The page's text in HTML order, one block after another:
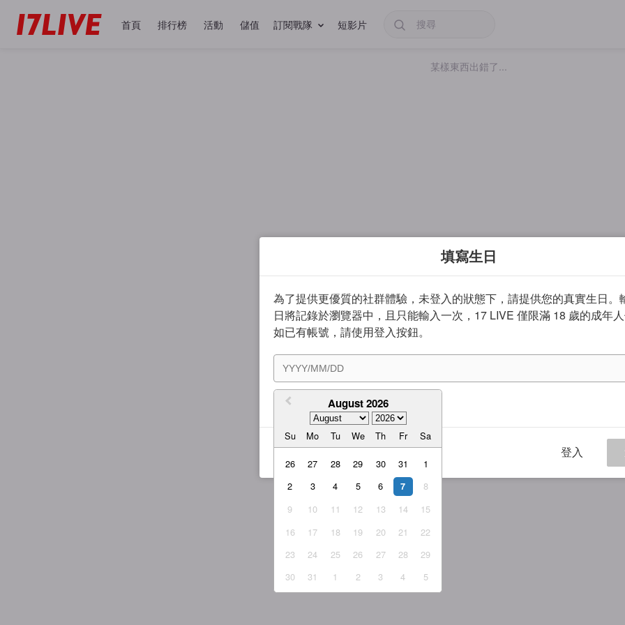
首頁 排行榜 活動 儲值 訂閱戰隊 短影片
某樣東西出錯了...
填寫生日
為了提供更優質的社群體驗，未登入的狀態下，請提供您的真實生日。
日將記錄於瀏覽器中，且只能輸入一次，17 LIVE 僅限滿 18 歲的成年人
如已有帳號，請使用登入按鈕。
August 2026
Su Mo Tu We Th Fr Sa
26 27 28 29 30 31
1
2
3 4 5 6 7
8
9
10 11 12 13 14
15
16
17 18 19 20 21
22
23
24 25 26 27 28
29
30
31 1 2 3 4 5
我同意 服務條款與隱私權政策
登入